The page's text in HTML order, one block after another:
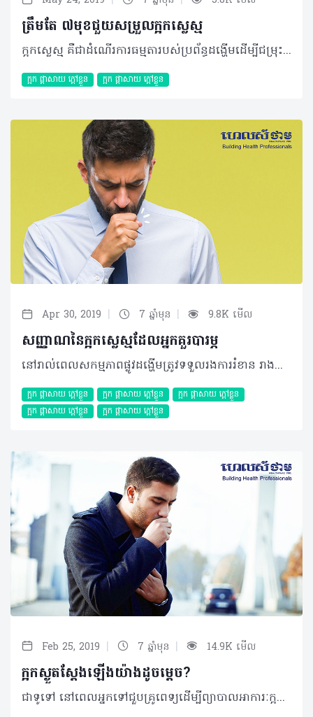
ត្រឹមតែ ៧មុខជួយសម្រួលក្អកស្លេស្ម
ក្អកស្លេស្ម គឺជាដំណើរការធម្មតារបស់ប្រព័ន្ធដង្ហើមដើម្បីជម្រុះចោលសារធាតុរំខានចេញប៉ុន្តែប្រសិនបើលក្ខខណ្ឌនេះបង្កភាពរំខានចំពោះអ្នក អ្នកប្រាកដជាត្រូវការវិធីសាស្ត្រដ៏មានប្រសិទ្ធភាពនានាដើម្បីកម្ចាត់ភាពរំខានទាំងនោះ។ ជាក់ស្តែង អ្នកអាចអនុវត្តវិធីសាស្ត្រ ៧យ៉ាងដែលរួមបញ្ចូលទាំងឱសថធម្មជាតិដែលអ្នកអាចរកបានយ៉ាងងាយស្រួល ដែលមានដូចខាងក្រោម៖ ១. ផ្សើមខ្យល់ ការផ្សើមខ្យល់ជុំវិញបន្ទប់ អាចជួយធ្វើឲ្យស្លេស្មកាត់បន្ថយកម្រាស់ និងមិនអាចកកផ្តុំបាន។ ហេតុនេះអ្នកអាចប្រើប្រាស់ម៉ាស៊ីនបន្សើមខ្យល់ជាប្រចាំក្នុងអំឡុងពេលកើតមានបញ្ហានេះ។ គ្រាន់តែប្រាកដថាអ្នកត្រូវផ្លាស់ប្តូរទឹករៀងរាល់ថ្ងៃ និងសម្អាតម៉ាស៊ីនបន្សើមខ្យល់ឲ្យបានជាប្រចាំផង បើមិនដូច្នោះអ្នកអាចឆ្លងមេរោគតាមខ្យល់មិនស្អាតបែបនោះទៅវិញ។ ២. ពិសាទឹក ទឹកជាសារធាតុចាំបាច់ប្រចាំថ្ងៃ ហើយកាន់តែសំខាន់នៅពេលអ្នកកំពុងមានបញ្ហានេះ។ ការពិសាទឹកក្តៅឧណ្ហៗអាចធ្វើឲ្យស្លេស្មរាវ និងអាចជួយបំបាត់ភាពស្អិតរបស់វាបាន។ ព្យាយាមពិសាទឹកឲ្យបានច្រើន ឬអ្នកក៏អាចពិសាទឹកផ្លែឈើ ឬទឹកក្រូចឆ្មារបានផងដែរ។ ៣. គ្រឿងផ្សំសម្រួលដង្ហើម អ្នកអាចសាកល្បងពិសាអាហារ និងភេសជ្ជៈដែលមានក្រូច ខ្ញី ខ្ទឹម ឬទឹកឃ្មុំលាយជាមួយក្រូចឆ្មារ និងទឹកក្តៅផងដែរ។ មានការសិក្សាជាច្រើនបានបង្ហាញថា សារធាតុទាំងអស់នេះពិតជាមានប្រសិទ្ធភាពចំពោះការព្យាបាលក្អកស្ងួត ផ្តាសាយ ជាពិសេសក្អកស្លេស្មនេះតែម្តង។ ម៉្យាងគ្រឿងផ្សំដែលមានសារធាតុហឹរ ក៏ជួយសម្រួលផ្លូវដង្ហើម និងលំហូរស្លេស្មបានផងដែរ។ ៤. ខ្ពុរទឹកអំបិល ទឹកក្តៅឧណ្ហៗ លាយជាមួយអំបិលមានមុខងារសម្លាប់មេរោគ និងសម្រួលដង្ហើមត្រង់បំពង់កបានយ៉ាងប្រសើរ។ ដោយដំបូង អ្នកត្រូវលាយអំបិលប្រមាណ ១/២ ទៅ ២/៣ស្លាបព្រា ចូលទៅក្នុងទឹកក្តៅឧណ្ហៗ ១កែវ រួចកូរឲ្យរលាយសព្វ និងអាចយកទៅច្រោះបន្ថែមទៀតក៏បាន។ ចាប់ផ្តើមខ្ពុរដោយងើយកទៅលើ រយៈពេល៣០ ទៅ ៦០វិនាទី រួចខ្ជាក់ចេញ និងខ្ពុរទឹកស្អាតបន្តជាការស្រេច។ អ្នកអាចអនុវត្តវិធីសាស្ត្រនេះតាមត្រូវការ។ ៥. ប្រេងអឺកាលីបទីស (Eucalyptus oil) ប្រេងអឺកាលីបទីស ជាប្រភេទប្រេងដែលត្រូវបានយកមកប្រើប្រាស់យ៉ាងពេញនិយមសម្រាប់សម្រួលផ្លូវដង្ហើម។ ជាក់ស្តែង នាពេលបច្ចុប្បន្នប្រេងនេះតែងមានវត្តមាននៅក្នុងប្រេងខ្យល់ ប្រេងកូឡាជាដើម ប៉ុន្តែអ្នកក៏អាចស្វែងរកប្រភេទប្រេងនេះសុទ្ធនៅតាមទីផ្សារផងដែរ។ ប្រេងនេះមានប្រសិទ្ធភាពជួយកាត់ផ្តាច់ស្លេស្មមិនឲ្យជាប់គ្នា ជាហេតុធ្វើឲ្យអ្នកងាយស្រួលខាកស្តោះចេញមកក្រៅ។ អ្នកអាចលាបរឹតប្រេងនេះត្រង់តំបន់ក និងផ្នែកខាងក្រោយក ៣ដងក្នុងមួយថ្ងៃ។ ៦. តែទឹកឃ្មុំ យោងតាមការសិក្សាជាច្រើនបានដឹងថា ទឹកឃ្មុំមានប្រសិទ្ធភាពក្នុងការបន្ថយអាការៈក្អក។ ការសិក្សាទៅលើការព្យាបាលអាការៈក្អកពេលយប់លើកុមារដោយធ្វើការប្រៀបធៀបរវាងទឹកឃ្មុំខ្មៅនិងថ្នាំបំបាត់ក្អកប្រភេទ Dextromethorphan។ អ្នកស្រាវជ្រាវបានរកឃើញថា ទឹកឃ្មុំអាចបំបាត់អាការៈក្អកគួរឲ្យកត់សម្គាល់បើប្រៀបទៅលើប្រសិទ្ធភាពនៃ Dextromethorphan។ បើទោះបីជាគុណប្រយោជន៍នៃទឹកឃ្មុំល្អជាង Dextromethorphan តែបន្តិចបន្តួចក៏ពិតមែន ក៏ម្តាយឪពុកភាគច្រើនជ្រើសរើសប្រើប្រាស់ទឹកឃ្មុំជាជាងថ្នាំ។ វិធីប្រើទឹកឃ្មុំសម្រាប់ព្យាបាលអាការៈក្អក គឺអ្នកគ្រាន់តែលាយទឹកឃ្មុំ ២ស្លាបព្រាកាហ្វេជាមួយនឹងទឹកក្តៅឧណ្ហៗឬទឹកតែ។ ផឹកទឹកឃ្មុំនេះម្តង ទៅពីរដងក្នុងមួយថ្ងៃ ប៉ុន្តែមិនត្រូវឲ្យទឹកឃ្មុំទៅក្មេងអាយុក្រោម ១ឆ្នាំហូបទេ។ ៧. ខ្ញី ខ្ញីអាចបំបាត់ទាំងក្អកស្ងួត និងក្អកស្លេស្ម ព្រោះវាមានប្រសិទ្ធភាពប្រឆាំងនឹងភាពរលាកបាន។ វាក៏អាចបំបាត់អាការៈចង្អោរ និងការឈឺចាប់។ ការសិក្សាមួយ បានណែនាំថា សារធាតុប្រឆាំងរលាកមួយចំនួននៅក្នុងខ្ញីអាចសម្អាតភ្នាសនៅតាមបំពង់ខ្យល់ដែលអាចកាត់បន្ថយអាការៈក្អកបាន។ ដាក់បន្ទះខ្ញីស្រស់ប្រហែល២០ទៅ៤០ក្រាម ឆុងជាមួយទឹកក្តៅមួយកែវ។ ទុកប្រហែលប៉ុន្មាននាទីមុនផឹក។ អ្នកអាចថែមទឹកឃ្មុំ ឬទឹកក្រូចឆ្មារដើម្បីបន្ថែមរសជាតិ។ គួរកត់សម្គាល់ថា តែខ្ញីអាចបណ្តាលឲ្យមានបញ្ហាក្រហាយក្រពះ។ ប្រសិនបើអ្នកបានសាកល្បងធម្មជាតិខាងលើមិនមានប្រសិទ្ធភាពទេនោះអ្នកគួរពិគ្រោះជាមួយគ្រូពេទ្យដើម្បីពិនិត្យ និងតាមដានឲ្យបានកាន់តែច្បាស់ស្វែងរកមូលហេតុពិតប្រាកដ។ អត្ថបទ៖ ដកស្រង់ចេញពីទស្សនាវដ្ដី ហេលស៍ថាម ប្រូ លេខ ៧៨ ©2019 រក្សាសិទ្ធិគ្រប់យ៉ាង​ដោយ Healthtime Corporation ចំពោះគ្រប់អត្ថបទដោយគ្មានផ្នែកណាមួយត្រូវបោះពុម្ពផ្សាយចូល ប្រព័ន្ធអុីនធឺណែតឧបករណ៍អេឡិចត្រូនិកអាត់ជាសំឡេងឬថតចំលងគ្រប់រូបភាពដោយគ្មានការអនុញ្ញាតឡើយ
ក្អក ផ្តាសាយ ក្តៅខ្លួន ក្អក ផ្តាសាយ ក្តៅខ្លួន
Apr 30, 2019 | 7 ឆ្នាំមុន | 9.8K មើល
សញ្ញាណនៃក្អកស្លេស្មដែលអ្នកគួរបារម្ភ
នៅរាល់ពេលសកម្មភាពផ្លូវដង្ហើមត្រូវទទួលរងការរំខាន រាងកាយរបស់យើងម្នាក់ៗមានសមត្ថភាពធ្វើការឆ្លើយតបទៅវិញ ដោយអ្នកអាចសង្កេតឃើញស្តែងមានឡើងតាមរយៈការក្អក។ ក្អក ត្រូវបានគេចែកចេញជា ២ប្រភេទ គឺក្អកស្លេស្ម និងក្អកស្ងួត ដែលប្រភេទក្អកទាំងពីរប្រភេទនេះបណ្តាលមកពីរេផ្លិចដោយស្វ័យប្រវត្តិនៃប្រព័ន្ធដង្ហើមក្នុងការរុញច្រានសារធាតុពីខាងក្រៅចេញដើម្បីបញ្ចៀសការបង្ករោគផ្សេងៗ។ យ៉ាងណាក៏ដោយមូលហេតុបង្ក និងលក្ខខណ្ឌដែលគួរឲ្យព្រួយបារម្ភនៃប្រភេទក្អកទាំងពីរមានលក្ខណៈសម្គាល់ផ្សេងៗគ្នា។ អត្ថបទលេខមុន ហេលស៍ថាម ប្រូ បានបង្ហាញរួចមកហើយអំពីសញ្ញាណដែលអ្នកគួរយកចិត្តទុកដាក់ និងការណែនាំពីវិធីព្យាបាលមួយចំនួនចំពោះអាការៈក្អកស្ងួត ហើយលេខនេះ អ្នកអានទាំងអស់នឹងអាចបន្តការស្វែងយល់អំពីអាការៈ ក្អកស្លេស្ម វិញម្តង។ អ្វីជាក្អកស្លេស្ម? ស្លេស្មជាការដាច់ចេញនៃភ្នាសសើម (Mucus) ដែលបានផលិតនៅក្នុងសួត និងផ្លូវដង្ហើមដែលនៅជិតៗនោះ។ ប្រភេទនៃភ្នាសសើមនេះមានតួនាទីក្នុងការការពារមេរោគ និងសារធាតុផ្សេងទៀតដែលបានចូលទៅក្នុងផ្លូវដង្ហើម និងសួត ដោយធ្វើឲ្យសារធាតុរំខានទាំងនោះស្អិតជាប់ និងត្រូវបានបញ្ចេញតាមរយៈការក្អកមកខាងក្រៅវិញ។ មូលហេតុបង្ក ភាគច្រើនក្អកស្លេស្ម បណ្តាលមកពីការបង្ករោគដោយសារបាក់តេរី ឬមេរោគ ការច្រាលទឹកអាស៊ីតក្រពះ ឬបញ្ហាអាល្លែកហ្ស៊ីនានាដែលខុសប្លែកពីមូលហេតុរបស់ក្អកស្ងួត។ ជាក់ស្តែង ប្រសិនបើអ្នកនៅតែបន្តក្អកក្នុងរយៈពេល ២ទៅ៣សប្តាហ៍ដោយមិនបានធូរស្រាល ឬកាន់តែធ្ងន់ធ្ងរនោះមូលហេតុបង្កអាចមានដូចជា៖ - ជំងឺរលាកទងសួត៖ ក្នុងករណីស្រួចស្រាវ ការរលាកនេះអាចបណ្តាលមកពីពពួកបាក់តេរី ឬមេរោគ ប៉ុន្តែក្នុងករណីរ៉ាំរ៉ៃគឺអាចបណ្តាលមកពីការជក់បារី។ ស្លេស្មប្រភេទនេះអាចបញ្ចេញមកមានពណ៌លឿង ប្រផេះ ឬពណ៌បៃតង - ជំងឺរលាកសួត៖ ជាការបង្ករោគនៅក្នុងសួតដោយពពួកបាក់តេរី មេរោគ ឬផ្សិត ដែលអាចបណ្តាលឲ្យមានគ្រោះថ្នាក់ដល់អាយុជីវិត ប្រសិនបើមិនបានព្យាបាលទាន់ពេលវេលា។ ស្លេស្ម ក្នុងការរលាកប្រភេទនេះអាចមានពណ៌លឿង បៃតង ត្នោត ឬមានលាយឡំទៅដោយឈាមទៀតផង - COPD ( Chronic Obstructive Pneumonia Disease)៖ ជាបណ្តុំនៃលក្ខខណ្ធដែលស្តែងឡើងជាការខូចខាតទាំងសរីរាង្គសួត និងទងសួតដែលភាគច្រើនមូលហេតុនៃជំងឺនេះគឺបណ្តាលមកពីការជក់បារី - Cystic Fibrosis៖ ជាប្រភេទជំងឺតំណពូជដែលបណ្តាលមកពីមានការខូចខាតហ្សែន ដោយសភាពផ្លូវដង្ហើមប្រែជារួមតូច ហើយត្រូវបានរាំងខ្ទប់ដោយសារស្លេស្ម ដែលជាហេតុបណ្តាលឲ្យរឹតតែពិបាកក្នុងការដកដង្ហើម។ ម៉្យាងស្លេស្មដែលឡើងក្រាស់នេះបានក្លាយជាលក្ខខណ្ឌដ៏អំណោយផលសម្រាប់ការលូតលាស់របស់បាក់តេរីទៀតផង - ជំងឺហឺត៖ អ្នកជំងឺដែលមានបញ្ហាហឺត តែងមានផ្លូវដង្ហើមដែលងាយទទួលរងប្រតិកម្មជាមួយសារធាតុដែលអាចបង្កឲ្យមានអាល្លែកហ្ស៊ី សារធាតុពុលពីបរិស្ថាន ឬការបង្ករោគនៅផ្លូវដង្ហើម។ ភាពងាយប្រតិកម្មនេះបណ្តាលឲ្យផ្លូវដង្ហើមទៅជារលាក ព្រមទាំងបង្កើតនូវស្លេស្មយ៉ាងច្រើន - ជំងឺរបេង៖ ជាជំងឺផ្លូវដង្ហើមដែលបង្កមកពីមេរោគឈ្មោះ មីកូបាក់តេរ៉ូម (Mycobacterium)។ សញ្ញាណនៃជំងឺនេះមានដូចជា ក្អកស្លេស្មរ៉ាំរ៉ៃពណ៌បៃតង ឬមានឈាម ស្រកទម្ងន់ ក្តៅខ្លួន រងាញាក់ និងបែកញើសពេលយប់ជាដើម។ ករណីប្រញាប់ស្វែងរកការព្យាបាល អ្នកត្រូវប្រញាប់ទៅជួបគ្រូពេទ្យឯកទេសប្រព័ន្ធផ្លូវដង្ហើមជាបន្ទាន់ក្នុងករណីដែល៖ - អាការៈ ក្អក កើតមានឡើងលើសពី ២ទៅ៣សប្តាហ៍ - ការព្យាបាលបែបធម្មជាតិ និងការប្រើប្រាស់ថ្នាំដោយគ្មានវេជ្ជបញ្ជា (OTC Drugs) មិនមានប្រសិទ្ធភាព - ក្តៅខ្លួនលើសពី ៣៨°C - សង្ស័យមានសញ្ញានៃជំងឺរបេង - ក្អកមានឈាម ស្លេស្មពណ៌បៃតង លឿង ប្រផេះ - ពិបាកក្នុងការដកដង្ហើម ដកដង្ហើមញាប់ ឈឺទ្រូង វិលមុខ ឬសន្លប់ជាដើម។ ©2019 រក្សាសិទ្ធិគ្រប់យ៉ាង​ដោយ Healthtime Corporation ចំពោះគ្រប់អត្ថបទដោយគ្មានផ្នែកណាមួយត្រូវបោះពុម្ពផ្សាយចូល ប្រព័ន្ធអុីនធឺណែតឧបករណ៍អេឡិចត្រូនិកអាត់ជាសំឡេងឬថតចំលងគ្រប់រូបភាពដោយគ្មានការអនុញ្ញាតឡើយ
ក្អក ផ្តាសាយ ក្តៅខ្លួន ក្អក ផ្តាសាយ ក្តៅខ្លួន
ក្អក ផ្តាសាយ ក្តៅខ្លួន
ក្អក ផ្តាសាយ ក្តៅខ្លួន
ក្អក ផ្តាសាយ ក្តៅខ្លួន
Feb 25, 2019 | 7 ឆ្នាំមុន | 14.9K មើល
ក្អកស្ងួតស្តែងឡើងយ៉ាងដូចម្តេច?
ជាទូទៅ នៅពេលអ្នកទៅជួបគ្រូពេទ្យដើម្បីព្យាបាលអាការៈក្អក ក្រុមគ្រូពេទ្យតែងសួរអ្នកថាតើជាប្រភេទក្អកស្លេស្ម ឬក្អកស្ងួតដោយហេតុថាមូលហេតុបង្កនិងវិធីសាស្ត្រព្យាបាលផ្សេងៗគ្នា ដែលជួនកាល អ្នកអាចពិបាកញែករវាងការក្អកទាំងពីរនេះណាស់។ ដូច្នេះអត្ថបទខាងក្រោមនឹងបង្ហាញលោកអ្នកឲ្យដឹងថា អ្នកបាន និងកំពុងក្អកស្ងួត ដើម្បីអ្នកអាចធ្វើការបែងចែកខ្លួនឯងបាន។ ក្អកស្ងួតគឺជាប្រភេទក្អកមិនបញ្ចេញស្លេស្ម ដែលវាអាចមានលក្ខណៈរមាស់ ឬដូចមានអ្វីម៉្យាងដែលនៅជាប់បំពង់ក។ ជាញឹកញាប់អាការៈនេះអាចបង្កមកពីមេរោគដូចជា ជំងឺផ្តាសាយ ឬពេលខ្លះក៏អាចបង្កមកពីបញ្ហាអាល្លែកហ្ស៊ី ឬបញ្ហាបំពង់កផងដែរ។ * មូលហេតុនៃក្អកស្ងួត បន្ថែមពីមូលហេតុដែលបានរៀបរាប់ខាងលើ វាក៏អាចបណ្តាលមកពីបញ្ហាផ្សេងទៀតផងដែរ៖ - ជំងឺហឺត - ជំងឺច្រាលទឹកក្រពះ (Gastro-esophageal reflux) - ការជក់បារី - អាល្លែកហ្ស៊ីច្រមុះដែលបណ្តាលមកពីសារធាតុ ឬវត្ថុដែលអ្នកធ្លាប់អាល្លែកហ្ស៊ីជាមួយ មានដូចជា លម្អងធូលី ឬរោមសត្វជាដើម - ការរលាកបំពង់សំឡេង - ក្អកមាន់ ដែលជាប្រភេទជំងឺបង្កមកពីបាក់តេរី - រោគសញ្ញានៃការស្ទះផ្លូវដង្ហើមអំឡុងពេលគេង (Obstructive sleep apnea) - ទម្លាប់ក្អក ដែលជាទូទៅកើតឡើងតែនៅពេលថ្ងៃ ប៉ុន្តែមិនមែនបង្កមកពីមេរោគ ឬបាក់តេរីនោះទេ ហើយភាគច្រើនកើតឡើងចំពោះក្មេងៗ - ការដកដង្ហើមចូលនូវពពួកសារធាតុចម្លែកផ្សេងទៀតដោយចៃដន្យ ដែលអាចជាអាហារ ឬទឹក - ជំងឺសួតមួយចំនួន - អាចជាផលរំខានរបស់ថ្នាំមួយចំនួនដូចជា ថ្នាំលើសឈាមប្រភេទ ACE inhibitor (Angiotensin Converting Enzyme inhibitors)។ ក្រៅពីហេតុផលដែលតែងកើតឡើងជាញឹកញាប់ខាងលើ អាការៈនេះក៏អាចបង្កមកពីជំងឺបេះដូង ជំងឺស្ទះទងសួត (Pulmonary embolism) ឬជំងឺមហារីកសួតជាដើម។ គួរបញ្ជាក់ថា អាការៈនេះអាចកាន់តែធ្ងន់ធ្ងរនៅពេលដែល៖ - ការដកដង្ហើមជាមួយខ្យល់ស្ងួត ឬត្រជាក់ខ្លាំង - ខ្យល់កង្វក់ដែលអាចមានជាធូលី ផ្សែង - ស្រូបផ្សែងបារីដោយផ្ទាល់ ឬមិនផ្ទាល់ - ការប្រើប្រាស់សំឡេងច្រើន និងខ្លាំងពេក - ការផ្លាស់ប្តូរសីតុណ្ហភាព។ * វិធីសាស្ត្រព្យាបាល ក្អកស្ងួតដែលបណ្តាលមកពីការឆ្លងមេរោគ ដូចជាជំងឺផ្តាសាយ ជាធម្មតាអាចធូរស្រាលដោយខ្លួនឯងបានក្នុងរយៈពេល១ឬ២ សប្តាហ៍។ ការព្យាបាលបែបធម្មជាតិ រួមជាមួយការប្រើថ្នាំក្អកអាចជួយធ្វើឲ្យអ្នកមានអារម្មណ៍ប្រសើរឡើង ដែលក្នុងនោះអ្នកអាចអនុវត្តតាមវិធីសាស្ត្រខាងក្រោម៖ ការព្យាបាលបែបធម្មជាតិ - ផឹកទឹកឲ្យបានច្រើន - លាយទឹកឃ្មុំជាមួយក្រូចឆ្មារ ដោយប្រើទឹកក្តៅជាមួយទឹកឃ្មុំ ១ទៅ២ស្លាបព្រានិងបន្ថែមក្រូចឆ្មារបន្តិច - ខ្ពុរមាត់ជាមួយទឹកអំបិល ករណីអ្នកមានបញ្ហាក្អកស្ងួតមកពី ផ្តាសាយ ឬឈឺក។ ការព្យាបាលដោយប្រើថ្នាំ - ប្រើប្រាស់ថ្នាំបន្ថយការក្អកក្នុងរយៈពេលខ្លី ដែលមានសារធាតុសកម្មដូចជា Pholcodine, Dextromethorphan, Codeine, Dihydrocodeine, និង Pentoxyverine។ ថ្នាំប្រភេទនេះភាគច្រើនអាចរកទិញបាននៅតាមឱសថស្ថានដោយមិនចាំបាច់មានវេជ្ជបញ្ជា ប៉ុន្តែអ្នកត្រូវទទួលការណែនាំពីរបៀបប្រើប្រាស់ឲ្យបានត្រឹមត្រូវពីឱសថការីជាមុនរាល់ពេលប្រើប្រាស់ - ជួនកាលអ្នកក៏អាចត្រូវបានប្រើប្រាស់ប្រភេទថ្នាំដែលមានការបូកបញ្ចូលគ្នារវាង ថ្នាំផ្តាសាយ អាល្លែកហ្ស៊ី និងថ្នាំក្អក ករណីមូលហេតុបណ្តាលមកពីជំងឺផ្តាសាយ ឬអាល្លែកហ្ស៊ី - ការប្រើប្រាស់ប្រភេទស្រៃ្ពយ៍បាញ់ច្រមុះ ឬមាត់ដែលមានសារធាតុសកម្មដូចជា ទឹកអំបិល (Saline nasal spray ) ឬ ថ្នាំប្រឆាំងរលាក (Corticosteroid nasal spray) - ការប្រើប្រាស់ថ្នាំបន្ថយការបញ្ចេញជាតិអាស៊ីតក្រពះ ក៏ត្រូវបានអនុវត្តចំពោះអ្នកមានបញ្ហាច្រាលទឹកក្រពះផងដែរ។ * សញ្ញាណដែលអ្នកគួរជួបគ្រូពេទ្យជាបន្ទាន់ - ក្អកមានឈាម - ពិបាកដកដង្ហើម ឬថប់ - ក្អករាល់ពេលយប់ ឬមានលាយឡំក្តៅខ្លួន - ជាអ្នកជក់បារីជាប់ជាប្រចាំ - មានលាយឡំជាមួយការឈឺក្បាល ឈឺត្រចៀក ក្អួត កន្ទួលរមាស់ ស្រកទម្ងន់ ឬឈឺសាច់ដុំពេញខ្លួន - ក្មេងអាយុក្រោម៦ខែ - ក្អកលើសពី ១០ថ្ងៃដោយមិនមានភាពប្រសើរ ឬកាន់តែធ្ងន់ធ្ងរ - ឬអ្នកមានជំងឺលើសឈាម ជំងឺបេះដូង ក្រពះ ពោះវៀន ឬជំងឺផ្លូវដង្ហើម។ គួរបញ្ជាក់ថា អ្នកគួរប្រាប់គ្រូពេទ្យរបស់អ្នក ករណីអ្នកមានបញ្ហាក្អកធ្ងន់ធ្ងរដែលបណ្តាលមកពីការប្រើប្រាស់ថ្នាំលើសឈាមដើម្បីធ្វើការផ្លាស់ប្តូរប្រភេទថ្នាំផ្សេងទៀតដែលអាចសមស្របជាងនេះ។ ©2019 រក្សាសិទ្ធិគ្រប់យ៉ាង​ដោយ Healthtime Corporation ចំពោះគ្រប់អត្ថបទដោយគ្មានផ្នែកណាមួយត្រូវបោះពុម្ពផ្សាយចូល ប្រព័ន្ធអ៊ីនធឺណែតឧបករណ៍អេឡិចត្រូនិកអាត់ជាសំឡេងឬថតចំលងគ្រប់រូបភាពដោយគ្មានការអនុញ្ញាតឡើយ